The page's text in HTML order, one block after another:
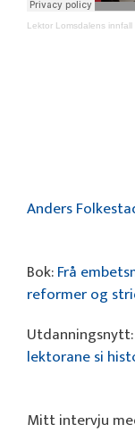
Lektor Lomsdalens innfall
Anders
Bok:Frå
reformer og
Utdanningsnytt:
lektorane si
Mitt intervju